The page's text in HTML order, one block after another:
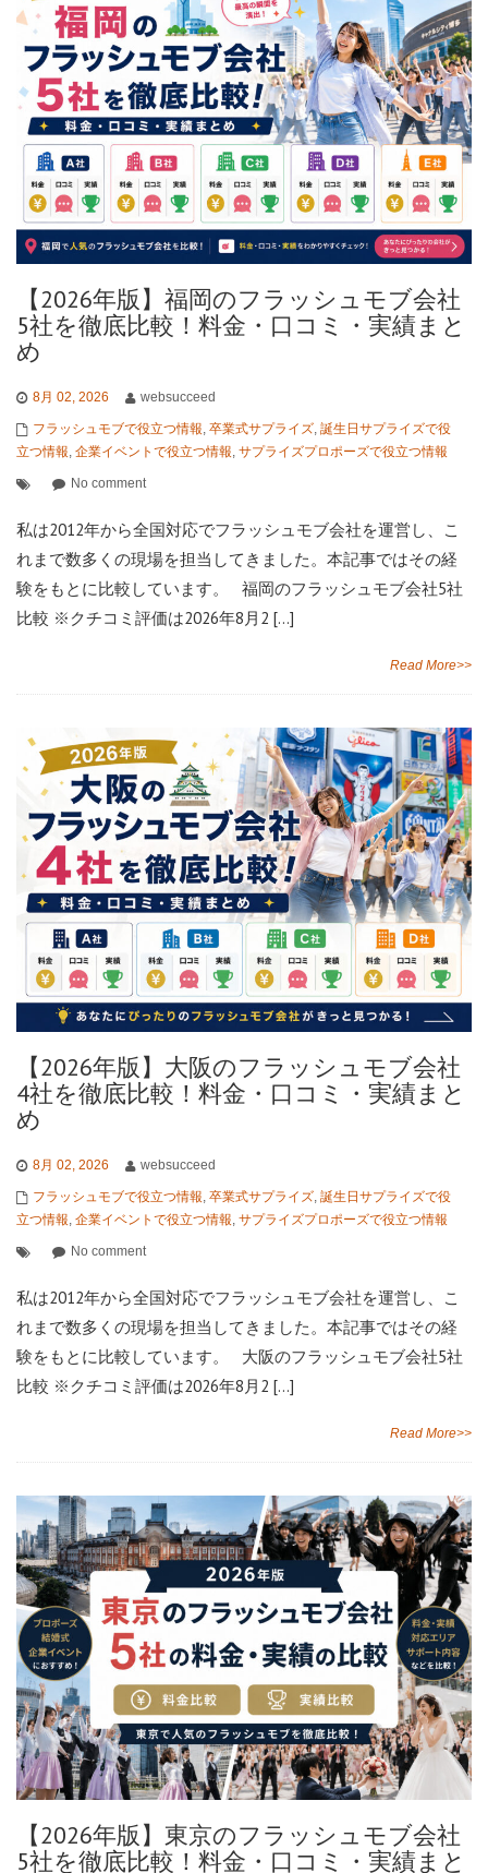
【2026年版】福岡のフラッシュモブ会社
5社を徹底比較！料金・口コミ・実績まと
め
8月 02, 2026 websucceed
フラッシュモブで役立つ情報, 卒業式サプライズ, 誕生日サプライズで役
立つ情報, 企業イベントで役立つ情報, サプライズプロポーズで役立つ情報
No comment
私は2012年から全国対応でフラッシュモブ会社を運営し、こ
れまで数多くの現場を担当してきました。本記事ではその経
験をもとに比較しています。 福岡のフラッシュモブ会社5社
比較 ※クチコミ評価は2026年8月2 […]
Read More>>
【2026年版】大阪のフラッシュモブ会社
4社を徹底比較！料金・口コミ・実績まと
め
8月 02, 2026 websucceed
フラッシュモブで役立つ情報, 卒業式サプライズ, 誕生日サプライズで役
立つ情報, 企業イベントで役立つ情報, サプライズプロポーズで役立つ情報
No comment
私は2012年から全国対応でフラッシュモブ会社を運営し、こ
れまで数多くの現場を担当してきました。本記事ではその経
験をもとに比較しています。 大阪のフラッシュモブ会社5社
比較 ※クチコミ評価は2026年8月2 […]
Read More>>
【2026年版】東京のフラッシュモブ会社
5社を徹底比較！料金・口コミ・実績まと